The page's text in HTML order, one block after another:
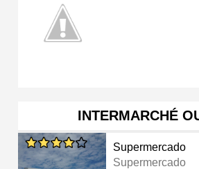
INTERMARCHÉ
Supermercado
Supermercado